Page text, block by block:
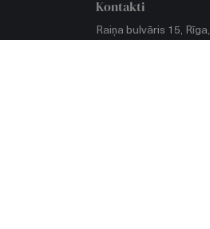
Kontakti
Raiņa bulvāris 15, Rīga,